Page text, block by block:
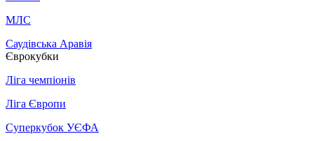
МЛС
Саудівська Аравія
Єврокубки
Ліга чемпіонів
Ліга Європи
Суперкубок УЄФА